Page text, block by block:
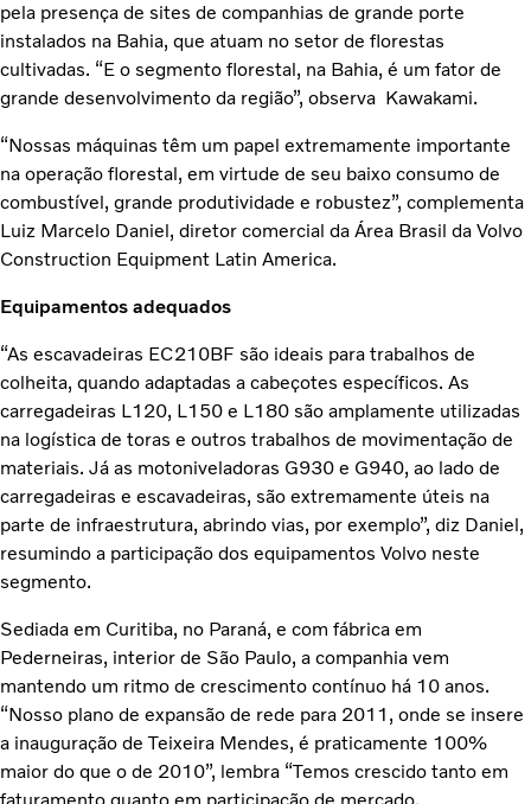
pela presença de sites de companhias de grande porte
instalados na Bahia, que atuam no setor de florestas
cultivadas. “E o segmento florestal, na Bahia, é um fator de
grande desenvolvimento da região”, observa Kawakami.
“Nossas máquinas têm um papel extremamente importante
na operação florestal, em virtude de seu baixo consumo de
combustível, grande produtividade e robustez”, complementa
Luiz Marcelo Daniel, diretor comercial da Área Brasil da Volvo
Construction Equipment Latin America.
Equipamentos adequados
“As escavadeiras EC210BF são ideais para trabalhos de
colheita, quando adaptadas a cabeçotes específicos. As
carregadeiras L120, L150 e L180 são amplamente utilizadas
na logística de toras e outros trabalhos de movimentação de
materiais. Já as motoniveladoras G930 e G940, ao lado de
carregadeiras e escavadeiras, são extremamente úteis na
parte de infraestrutura, abrindo vias, por exemplo”, diz Daniel,
resumindo a participação dos equipamentos Volvo neste
segmento.
Sediada em Curitiba, no Paraná, e com fábrica em
Pederneiras, interior de São Paulo, a companhia vem
mantendo um ritmo de crescimento contínuo há 10 anos.
“Nosso plano de expansão de rede para 2011, onde se insere
a inauguração de Teixeira Mendes, é praticamente 100%
maior do que o de 2010”, lembra “Temos crescido tanto em
faturamento quanto em participação de mercado.